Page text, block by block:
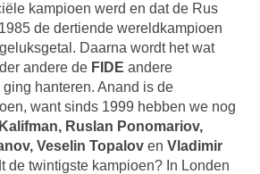
kampioen werd en dat de Rus
de dertiende wereldkampioen
Daarna wordt het wat
andere de FIDE andere
hanteren. Anand is de
want sinds 1999 hebben we nog
Ruslan Ponomariov,
Veselin Topalov en Vladimir
de twintigste kampioen? In Londen